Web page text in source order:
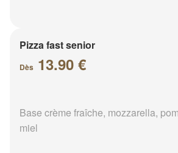
Pizza fast senior
Dès 13.90 €
Base crème fraîche, mozzarella,
miel